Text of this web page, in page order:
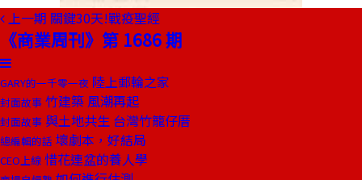
上一期 關鍵30天!戰疫聖經
《商業周刊》第 1686 期
GARY的一千零一夜 陸上郵輪之家
封面故事 竹建築 風潮再起
封面故事 與土地共生 台灣竹籠仔厝
總編輯的話 壞劇本，好結局
CEO上線 惜花連盆的養人學